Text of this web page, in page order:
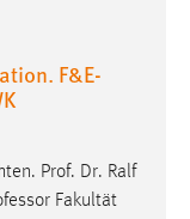
F&E-
Prof. Dr. Ralf
Fakultät